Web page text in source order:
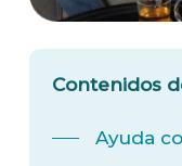
Contenidos
Ayuda